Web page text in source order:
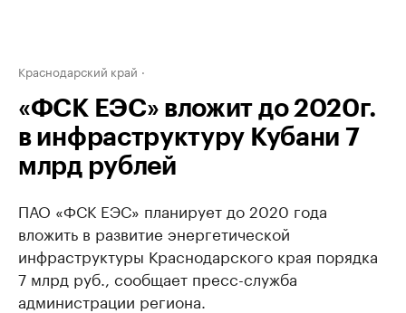
Краснодарский край
«ФСК ЕЭС» вложит до 2020г.
в инфраструктуру Кубани 7
млрд рублей
ПАО «ФСК ЕЭС» планирует до 2020 года
вложить в развитие энергетической
инфраструктуры Краснодарского края порядка
7 млрд руб., сообщает пресс-служба
администрации региона.